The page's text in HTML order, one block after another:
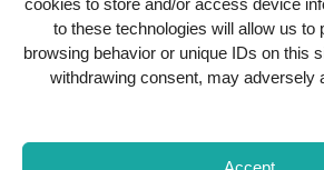
cookies to store and/or access device
to these technologies will allow us to
browsing behavior or unique IDs on this
withdrawing consent, may adversely
Copyright .